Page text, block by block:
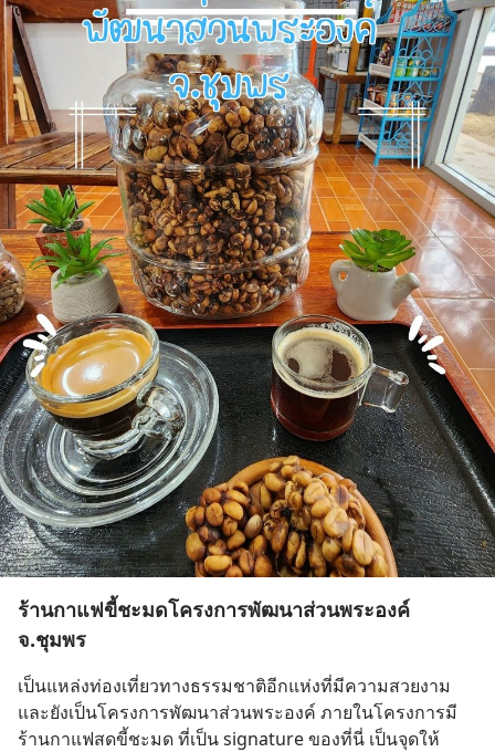
ร้านกาแฟขี้ชะมดโครงการพัฒนาส่วนพระองค์
จ.ชุมพร
เป็นแหล่งท่องเที่ยวทางธรรมชาติอีกแห่งที่มีความสวยงาม
และยังเป็นโครงการพัฒนาส่วนพระองค์ ภายในโครงการมี
ร้านกาแฟสดขี้ชะมด ที่เป็น signature ของที่นี่ เป็นจุดให้